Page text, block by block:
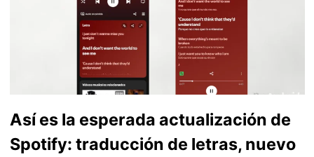
Así es la esperada actualización de
Spotify: traducción de letras, nuevo